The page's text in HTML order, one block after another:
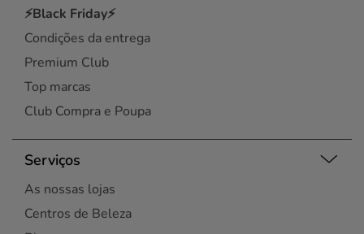
⚡Black Friday⚡
Condições da entrega
Premium Club
Top marcas
Club Compra e Poupa
Serviços
As nossas lojas
Centros de Beleza